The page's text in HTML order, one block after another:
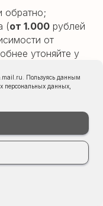
обратно;
(от 1.000 рублей
от
утоняйте у
Пользуясь данным
персональных данных,